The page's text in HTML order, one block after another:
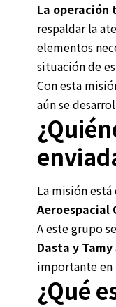
La operación
respaldar la
elementos
situación de
Con esta
aún se
La misión
Aeroespacial
A este grupo
Dasta y Tamy
importante en
¿Qué